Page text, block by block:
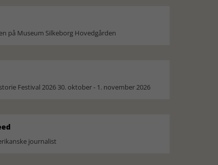
på Museum Silkeborg Hovedgården
Festival 2026 30. oktober - 1. november 2026
journalist